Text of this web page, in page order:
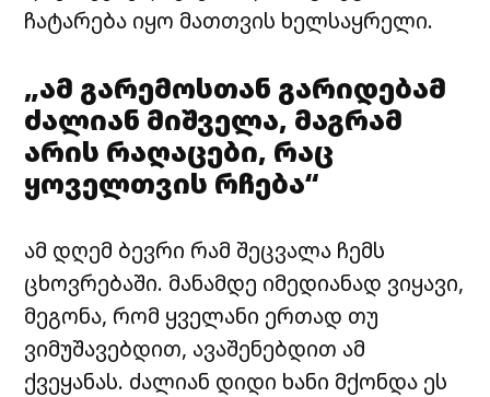
ჩატარება იყო მათთვის ხელსაყრელი.
„ამ გარემოსთან გარიდებამ
ძალიან მიშველა, მაგრამ
არის რაღაცები, რაც
ყოველთვის რჩება“
ამ დღემ ბევრი რამ შეცვალა ჩემს
ცხოვრებაში. მანამდე იმედიანად ვიყავი,
მეგონა, რომ ყველანი ერთად თუ
ვიმუშავებდით, ავაშენებდით ამ
ქვეყანას. ძალიან დიდი ხანი მქონდა ეს